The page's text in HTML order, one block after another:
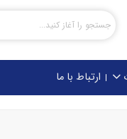
ارتباط با ما